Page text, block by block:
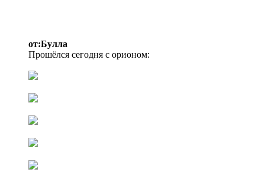
от:Булла
Прошёлся сегодня с орионом: